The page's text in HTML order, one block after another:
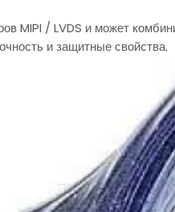
MIPI / LVDS и может
и защитные свойства.